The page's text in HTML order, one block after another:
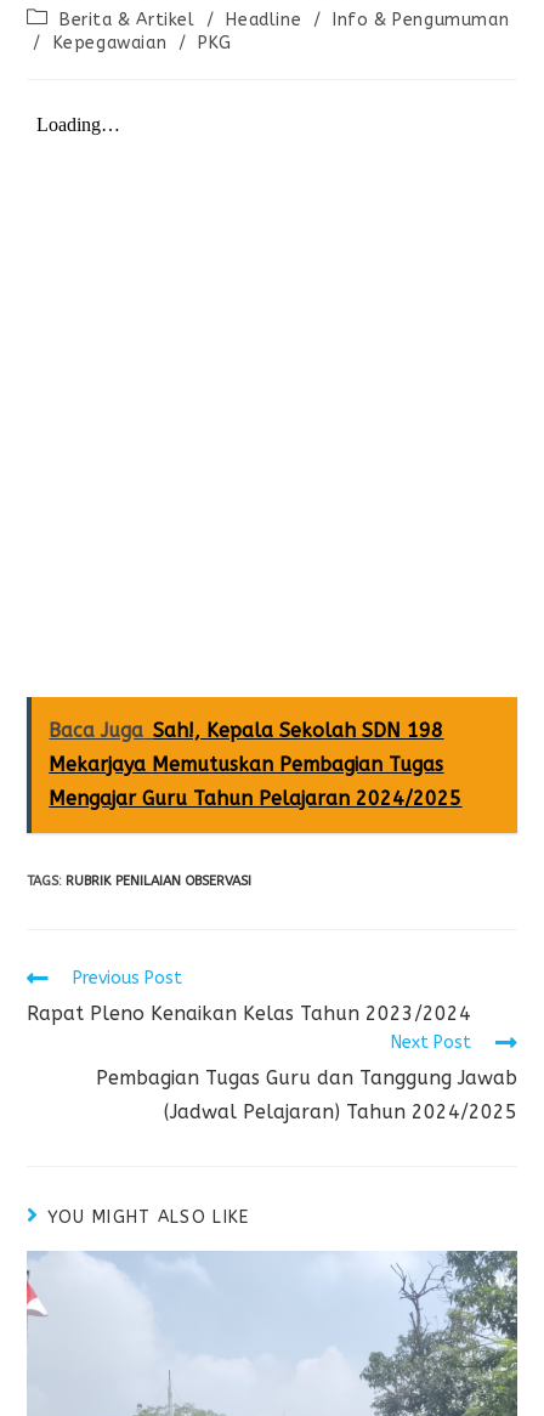
Berita & Artikel
/ Headline /
Info & Pengumuman
/
Kepegawaian / PKG
Baca Juga Sah!, Kepala Sekolah SDN 198
Mekarjaya Memutuskan Pembagian Tugas
Mengajar Guru Tahun Pelajaran 2024/2025
TAGS: RUBRIK PENILAIAN OBSERVASI
Previous Post
Rapat Pleno Kenaikan Kelas Tahun 2023/2024
Next Post
Pembagian Tugas Guru dan Tanggung Jawab
(Jadwal Pelajaran) Tahun 2024/2025
YOU MIGHT ALSO LIKE